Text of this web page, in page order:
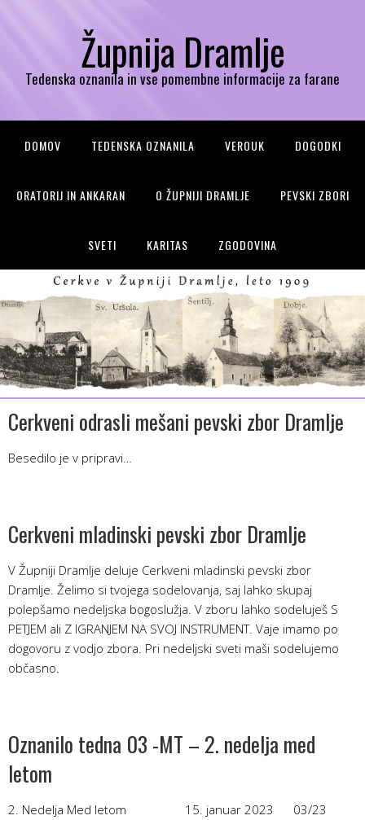
Župnija Dramlje
Tedenska oznanila in vse pomembne informacije za farane
DOMOV TEDENSKA OZNANILA VEROUK DOGODKI
ORATORIJ IN ANKARAN O ŽUPNIJI DRAMLJE PEVSKI ZBORI
SVETI KARITAS ZGODOVINA
Cerkveni odrasli mešani pevski zbor Dramlje
Besedilo je v pripravi…
Cerkveni mladinski pevski zbor Dramlje
V Župniji Dramlje deluje Cerkveni mladinski pevski zbor
Dramlje. Želimo si tvojega sodelovanja, saj lahko skupaj
polepšamo nedeljska bogoslužja. V zboru lahko sodeluješ S
PETJEM ali Z IGRANJEM NA SVOJ INSTRUMENT. Vaje imamo po
dogovoru z vodjo zbora. Pri nedeljski sveti maši sodelujemo
občasno.
Oznanilo tedna 03 -MT – 2. nedelja med
letom
2. Nedelja Med letom 15. januar 2023 03/23